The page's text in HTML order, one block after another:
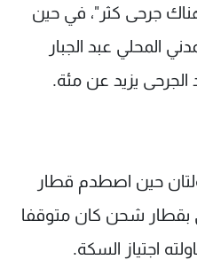
جرحى كثر"، في حين
المحلي عبد الجبار
يزيد عن مئة.
حين اصطدم قطار
بقطار شحن كان متوقفا
اجتياز السكة.